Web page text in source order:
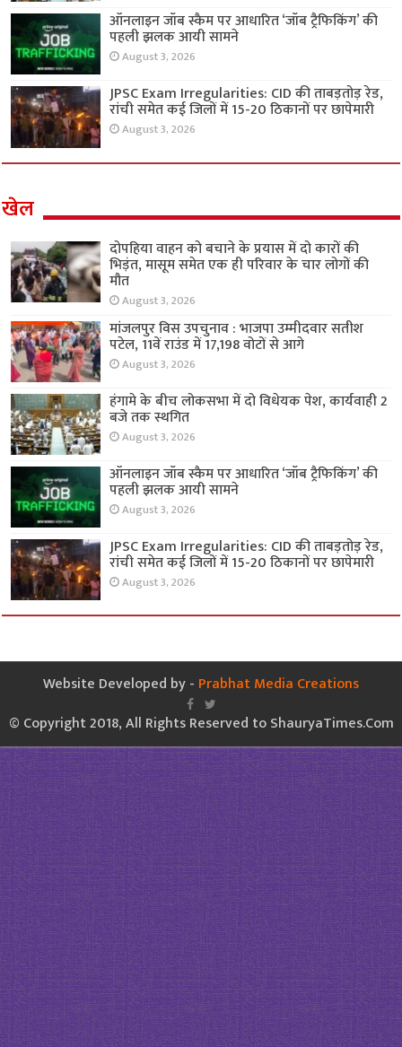
ऑनलाइन जॉब स्कैम पर आधारित ‘जॉब ट्रैफिकिंग’ की
पहली झलक आयी सामने
August 3, 2026
JPSC Exam Irregularities: CID की ताबड़तोड़ रेड,
रांची समेत कई जिलों में 15-20 ठिकानों पर छापेमारी
August 3, 2026
खेल
दोपहिया वाहन को बचाने के प्रयास में दो कारों की
भिड़ंत, मासूम समेत एक ही परिवार के चार लोगों की
मौत
August 3, 2026
मांजलपुर विस उपचुनाव : भाजपा उम्मीदवार सतीश
पटेल, 11वें राउंड में 17,198 वोटों से आगे
August 3, 2026
हंगामे के बीच लोकसभा में दो विधेयक पेश, कार्यवाही 2
बजे तक स्थगित
August 3, 2026
ऑनलाइन जॉब स्कैम पर आधारित ‘जॉब ट्रैफिकिंग’ की
पहली झलक आयी सामने
August 3, 2026
JPSC Exam Irregularities: CID की ताबड़तोड़ रेड,
रांची समेत कई जिलों में 15-20 ठिकानों पर छापेमारी
August 3, 2026
Website Developed by - Prabhat Media Creations
© Copyright 2018, All Rights Reserved to ShauryaTimes.Com